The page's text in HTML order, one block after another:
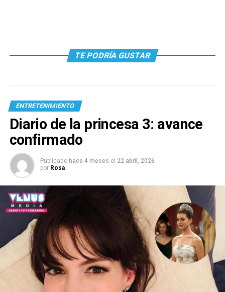
TE PODRÍA GUSTAR
ENTRETENIMIENTO
Diario de la princesa 3: avance
confirmado
Publicado hace 4 meses el 22 abril, 2026
por Rosa